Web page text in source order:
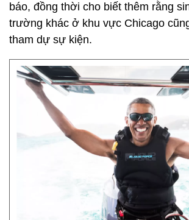
báo, đồng thời cho biết thêm rằng
trường khác ở khu vực Chicago
tham dự sự kiện.